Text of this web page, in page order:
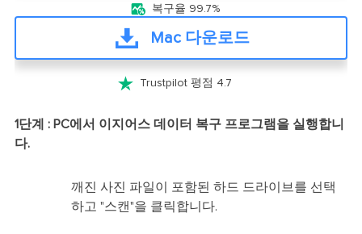
 복구율 99.7%
Mac 다운로드
 Trustpilot 평점 4.7
1단계 : PC에서 이지어스 데이터 복구 프로그램을 실행합니
다.
깨진 사진 파일이 포함된 하드 드라이브를 선택
하고 "스캔"을 클릭합니다.